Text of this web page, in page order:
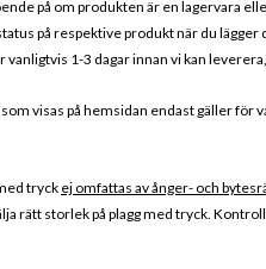
på om produkten är en lagervara
på respektive produkt när du
1-3 dagar innan vi kan leverera,
visas på hemsidan endast gäller för
tryck ej omfattas av ånger- och
rätt storlek på plagg med tryck.